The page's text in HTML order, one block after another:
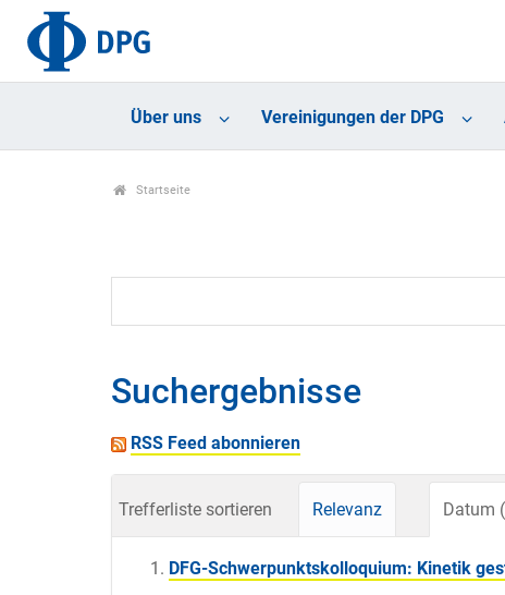
Über uns Vereinigungen der DPG
Startseite
Suchergebnisse
RSS Feed abonnieren
Trefferliste sortieren Relevanz Datum
DFG-Schwerpunktskolloquium: Kinetik